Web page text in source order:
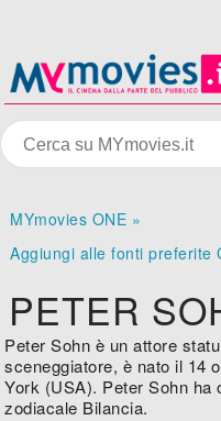
MYmovies ONE »
Aggiungi alle fonti preferite
PETER
Peter Sohn è un attore
sceneggiatore, è nato il 14
York (USA). Peter Sohn ha
zodiacale Bilancia.